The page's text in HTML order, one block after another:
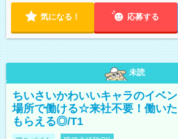
気になる！ 応募する
未読
ちいさいかわいいキャラのイベ
場所で働ける☆来社不要！働い
もらえる◎/T1